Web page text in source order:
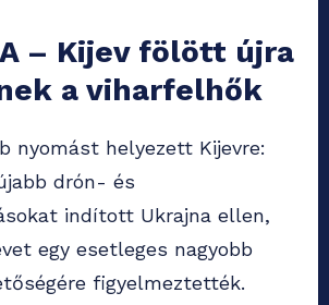
– Kijev fölött újra
a viharfelhők
nyomást helyezett Kijevre:
drón- és
indított Ukrajna ellen,
egy esetleges nagyobb
figyelmeztették.